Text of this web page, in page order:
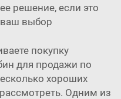
решение, если это
ваш выбор
покупку
для продажи по
хороших
Одним из